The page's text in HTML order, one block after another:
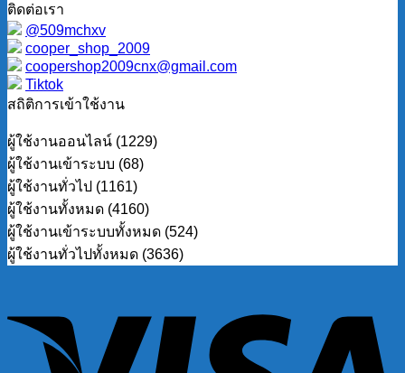
ติดต่อเรา
@509mchxv
cooper_shop_2009
coopershop2009cnx@gmail.com
Tiktok
สถิติการเข้าใช้งาน
ผู้ใช้งานออนไลน์ (1229)
ผู้ใช้งานเข้าระบบ (68)
ผู้ใช้งานทั่วไป (1161)
ผู้ใช้งานทั้งหมด (4160)
ผู้ใช้งานเข้าระบบทั้งหมด (524)
ผู้ใช้งานทั่วไปทั้งหมด (3636)